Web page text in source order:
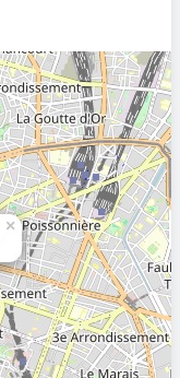
×